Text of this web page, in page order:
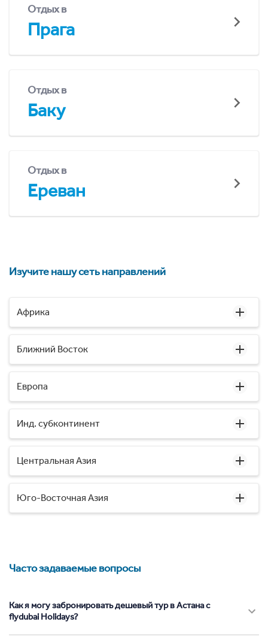
Отдых в
Прага
Отдых в
Баку
Отдых в
Ереван
Изучите нашу сеть направлений
Африка
Ближний Восток
Европа
Инд. субконтинент
Центральная Азия
Юго-Восточная Азия
Часто задаваемые вопросы
Как я могу забронировать дешевый тур в Астана с
flydubai Holidays?